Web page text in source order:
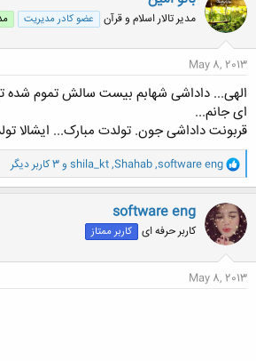
ش
ه
ا
مدیر تالار اسلام و قرآن عضو کادر مدیریت
May 8, 2013
الهی... داداشی شهابم بیست سالش تموم شده
ای جانم...
قربونت داداشی جون. تولدت مبارک... ایشالا
و
ا
ک
ن
ش
ه
ا
software eng
,
Shahab
,
shila_kt و 3 کاربر دیگر
software eng
کاربر حرفه ای کاربر ممتاز
May 8, 2013